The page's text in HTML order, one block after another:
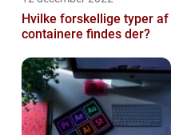
Hvilke forskellige typer af
containere findes der?